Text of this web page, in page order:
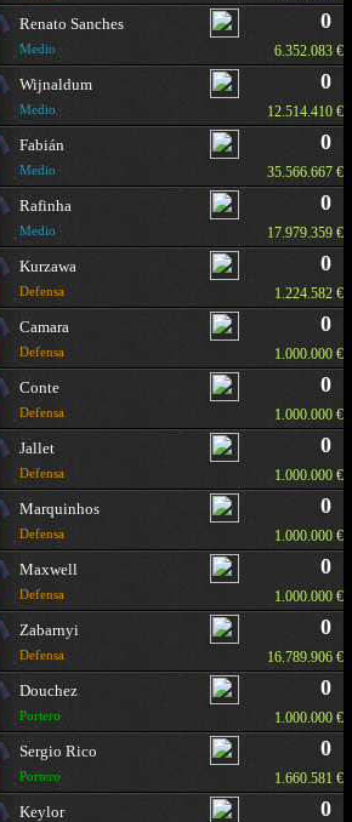
Renato Sanches
Medio
0
6.352.083 €
Wijnaldum
Medio
0
12.514.410 €
Fabián
Medio
0
35.566.667 €
Rafinha
Medio
0
17.979.359 €
Kurzawa
Defensa
0
1.224.582 €
Camara
Defensa
0
1.000.000 €
Conte
Defensa
0
1.000.000 €
Jallet
Defensa
0
1.000.000 €
Marquinhos
Defensa
0
1.000.000 €
Maxwell
Defensa
0
1.000.000 €
Zabarnyi
Defensa
0
16.789.906 €
Douchez
Portero
0
1.000.000 €
Sergio Rico
Portero
0
1.660.581 €
Keylor 0